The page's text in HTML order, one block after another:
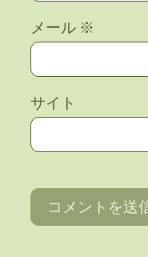
メール ※
サイト